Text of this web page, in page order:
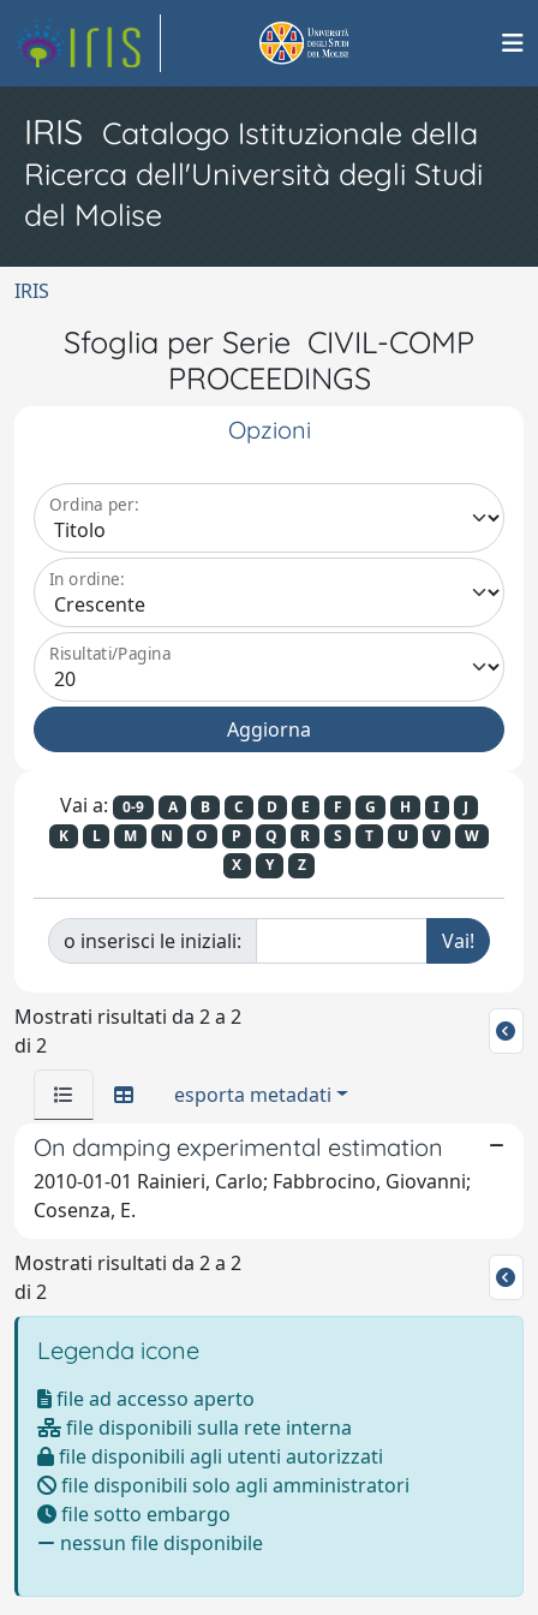
IRIS Catalogo Istituzionale della
Ricerca dell'Università degli Studi
del Molise
IRIS
Sfoglia per Serie CIVIL-COMP
PROCEEDINGS
Opzioni
Ordina per:
In ordine:
Risultati/Pagina
Vai a: 0-9 A B C D E F G H I
J
K
L M N O P Q R S T U V
W
X
Y Z
o inserisci le iniziali:
Mostrati risultati da 2 a 2
di 2
esporta metadati
On damping experimental estimation
2010-01-01 Rainieri, Carlo; Fabbrocino, Giovanni;
Cosenza, E.
Mostrati risultati da 2 a 2
di 2
Legenda icone
file ad accesso aperto
file disponibili sulla rete interna
file disponibili agli utenti autorizzati
file disponibili solo agli amministratori
file sotto embargo
nessun file disponibile